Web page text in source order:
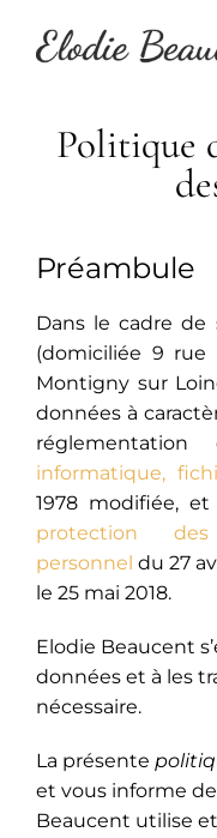
Politique
Préambule
Dans le cadre de
(domiciliée 9 rue
Montigny sur
données à
informatique,
1978 modifiée, et
protection
personnel du 27
le 25 mai 2018.
Elodie Beaucent
données et à les
nécessaire.
La présente
et vous informe
Beaucent utilise